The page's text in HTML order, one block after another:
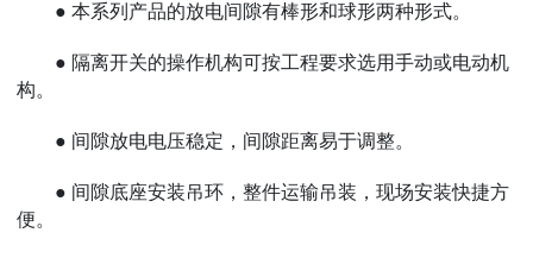
●本系列产品的放电间隙有棒形和球形两种形式。
● 隔离开关的操作机构可按工程要求选用手动或电动机
构。
● 间隙放电电压稳定，间隙距离易于调整。
● 间隙底座安装吊环，整件运输吊装，现场安装快捷方
便。